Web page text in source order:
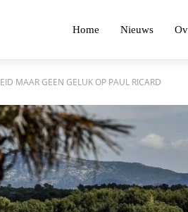
Home Nieuws
MAAR GEEN GELUK OP PAUL RICARD